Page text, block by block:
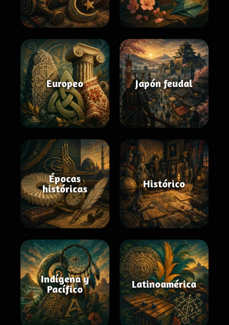
Europeo Japón feudal
Épocas
históricas
Histórico
Indígena y
Pacífico
Latinoamérica